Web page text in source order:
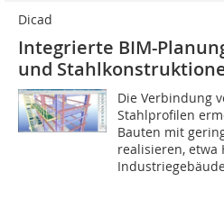
Dicad
Integrierte BIM-
und
Die Verbindung
Stahlprofilen
Bauten mit
realisieren, etwa